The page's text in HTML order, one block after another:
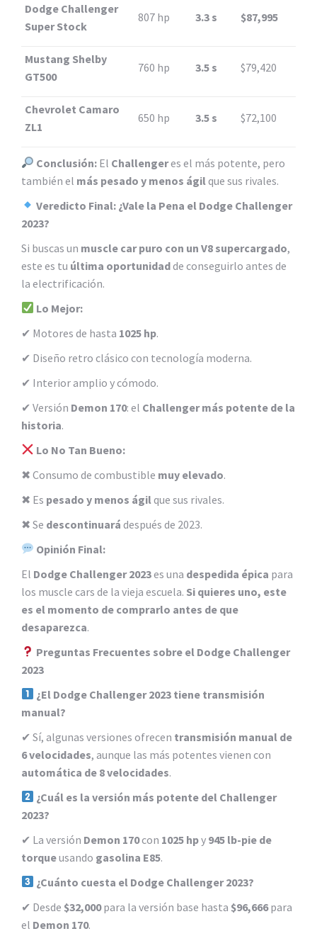
Dodge Challenger
Super Stock
807 hp 3.3 s $87,995
Mustang Shelby
GT500
760 hp 3.5 s $79,420
Chevrolet Camaro
ZL1
650 hp 3.5 s $72,100
Conclusión: El Challengeres el más potente, pero
también el más pesado y menos ágil que sus rivales.
Veredicto Final: ¿Vale la Pena el Dodge Challenger
2023?
Si buscas un muscle car puro con un V8 supercargado,
este es tu última oportunidadde conseguirlo antes de
la electrificación.
Lo Mejor:
✔ Motores de hasta 1025 hp.
✔ Diseño retro clásico con tecnología moderna.
✔ Interior amplio y cómodo.
✔ Versión Demon 170: el Challenger más potente de la
historia.
Lo No Tan Bueno:
✖ Consumo de combustible muy elevado.
✖ Es pesado y menos ágil que sus rivales.
✖ Se descontinuará después de 2023.
Opinión Final:
El Dodge Challenger 2023es una despedida épica para
los muscle cars de la vieja escuela. Si quieres uno, este
es el momento de comprarlo antes de que
desaparezca.
Preguntas Frecuentes sobre el Dodge Challenger
2023
¿El Dodge Challenger 2023 tiene transmisión
manual?
✔ Sí, algunas versiones ofrecen transmisión manual de
6 velocidades, aunque las más potentes vienen con
automática de 8 velocidades.
¿Cuál es la versión más potente del Challenger
2023?
✔ La versión Demon 170con 1025 hpy 945 lb-pie de
torqueusando gasolina E85.
¿Cuánto cuesta el Dodge Challenger 2023?
✔ Desde $32,000para la versión base hasta $96,666para
el Demon 170.